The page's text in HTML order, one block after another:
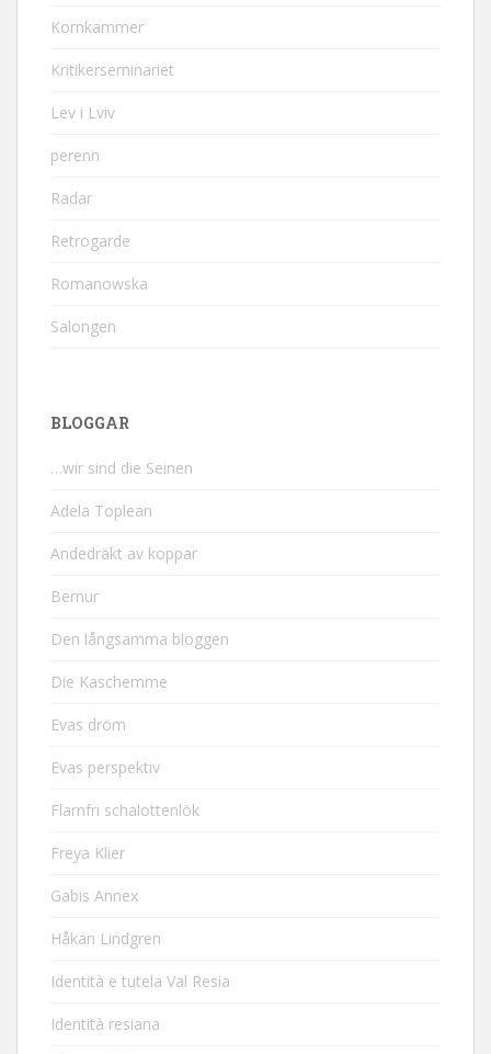
Kornkammer
Kritikerseminariet
Lev i Lviv
perenn
Radar
Retrogarde
Romanowska
Salongen
BLOGGAR
…wir sind die Seinen
Adela Toplean
Andedräkt av koppar
Bernur
Den långsamma bloggen
Die Kaschemme
Evas dröm
Evas perspektiv
Flarnfri schalottenlök
Freya Klier
Gabis Annex
Håkan Lindgren
Identità e tutela Val Resia
Identità resiana